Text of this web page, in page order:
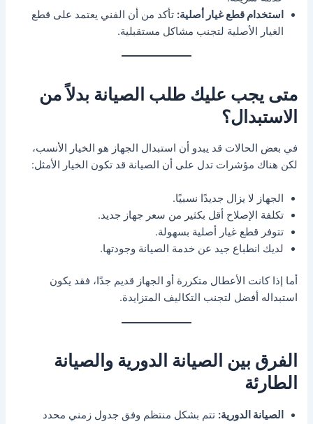
استخدام قطع غيار أصلية: تأكد من أن الفني يعتمد على قطع
الغيار الأصلية لتجنب مشاكل مستقبلية.
متى يجب عليك طلب الصيانة بدلاً من
الاستبدال؟
في بعض الحالات قد يبدو أن استبدال الجهاز هو الخيار الأنسب،
لكن هناك مؤشرات تدل على أن الصيانة قد تكون الخيار الأمثل:
الجهاز لا يزال جديدًا نسبيًا.
تكلفة الإصلاح أقل بكثير من سعر جهاز جديد.
تتوفر قطع غيار أصلية بسهولة.
لديك انطباع جيد عن خدمة الصيانة وجودتها.
أما إذا كانت الأعطال متكررة أو الجهاز قديم جدًا، فقد يكون
استبداله أفضل لتجنب التكاليف المتزايدة.
الفرق بين الصيانة الدورية والصيانة
الطارئة
الصيانة الدورية: تتم بشكل منتظم وفق جدول زمني محدد